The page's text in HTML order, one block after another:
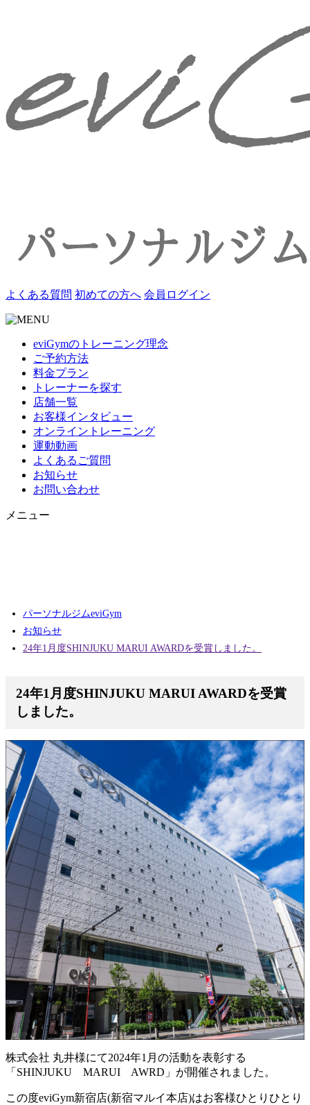
よくある質問 初めての方へ 会員ログイン
eviGymのトレーニング理念
ご予約方法
料金プラン
トレーナーを探す
店舗一覧
お客様インタビュー
オンライントレーニング
運動動画
よくあるご質問
お知らせ
お問い合わせ
メニュー
パーソナルジムeviGym
お知らせ
24年1月度SHINJUKU MARUI AWARDを受賞しました。
24年1月度SHINJUKU MARUI AWARDを受賞
しました。
株式会社 丸井様にて2024年1月の活動を表彰する
「SHINJUKU MARUI AWRD」が開催されました。
この度eviGym新宿店(新宿マルイ本店)はお客様ひとりひとり